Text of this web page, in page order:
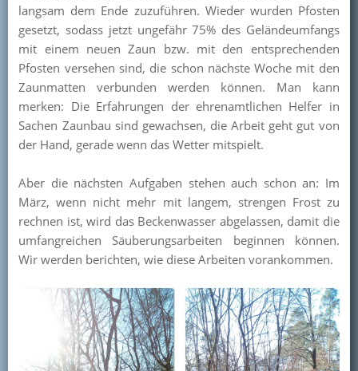
Kurse
Kioskangebote
Unterstützer
Team
Pressearchiv
Mitglied werden
langsam dem Ende zuzuführen. Wieder wurden Pfosten
gesetzt, sodass jetzt ungefähr 75% des Geländeumfangs
mit einem neuen Zaun bzw. mit den entsprechenden
Pfosten versehen sind, die schon nächste Woche mit den
Zaunmatten verbunden werden können. Man kann
merken: Die Erfahrungen der ehrenamtlichen Helfer in
Sachen Zaunbau sind gewachsen, die Arbeit geht gut von
der Hand, gerade wenn das Wetter mitspielt.
Aber die nächsten Aufgaben stehen auch schon an: Im
März, wenn nicht mehr mit langem, strengen Frost zu
rechnen ist, wird das Beckenwasser abgelassen, damit die
umfangreichen Säuberungsarbeiten beginnen können.
Wir werden berichten, wie diese Arbeiten vorankommen.